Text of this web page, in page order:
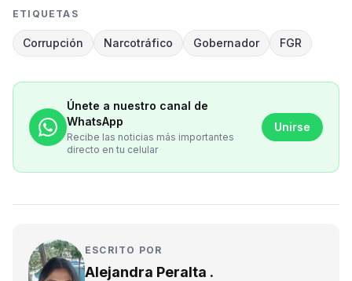
ETIQUETAS
Corrupción Narcotráfico Gobernador FGR
Únete a nuestro canal de
WhatsApp
Recibe las noticias más importantes
directo en tu celular
Unirse
ESCRITO POR
Alejandra Peralta .